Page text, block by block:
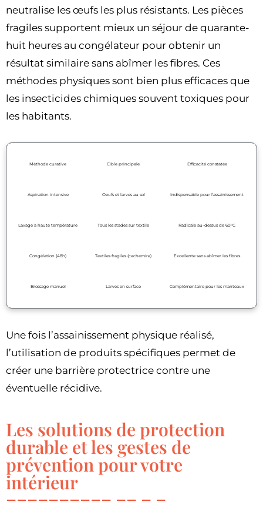
neutralise les œufs les plus résistants. Les pièces
fragiles supportent mieux un séjour de quarante-
huit heures au congélateur pour obtenir un
résultat similaire sans abîmer les fibres. Ces
méthodes physiques sont bien plus efficaces que
les insecticides chimiques souvent toxiques pour
les habitants.
Méthode curative Cible principale Efficacité constatée
Aspiration intensive Oeufs et larves au sol Indispensable pour l’assainissement
Lavage à haute température Tous les stades sur textile Radicale au-dessus de 60°C
Congélation (48h) Textiles fragiles (cachemire) Excellente sans abîmer les fibres
Brossage manuel Larves en surface Complémentaire pour les manteaux
Une fois l’assainissement physique réalisé,
l’utilisation de produits spécifiques permet de
créer une barrière protectrice contre une
éventuelle récidive.
Les solutions de protection
durable et les gestes de
prévention pour votre
intérieur